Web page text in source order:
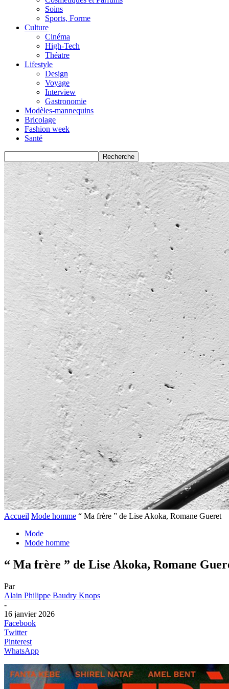
Soins
Sports, Forme
Culture
Cinéma
High-Tech
Théatre
Lifestyle
Design
Voyage
Interview
Gastronomie
Modèles-mannequins
Bricolage
Fashion week
Santé
Accueil Mode homme “ Ma frère ” de Lise Akoka, Romane Gueret
Mode
Mode homme
“ Ma frère ” de Lise Akoka, Romane
Par
Alain Philippe Baudry Knops
-
16 janvier 2026
Facebook
Twitter
Pinterest
WhatsApp